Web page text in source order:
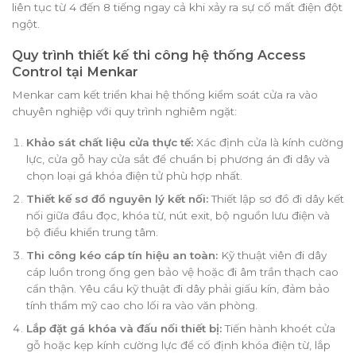
liên tục từ 4 đến 8 tiếng ngay cả khi xảy ra sự cố mất điện đột
ngột.
Quy trình thiết kế thi công hệ thống Access
Control tại Menkar
Menkar cam kết triển khai hệ thống kiểm soát cửa ra vào
chuyên nghiệp với quy trình nghiêm ngặt:
Khảo sát chất liệu cửa thực tế:Xác định cửa là kính cường
lực, cửa gỗ hay cửa sắt để chuẩn bị phương án đi dây và
chọn loại gá khóa điện tử phù hợp nhất.
Thiết kế sơ đồ nguyên lý kết nối:Thiết lập sơ đồ đi dây kết
nối giữa đầu đọc, khóa từ, nút exit, bộ nguồn lưu điện và
bộ điều khiển trung tâm.
Thi công kéo cáp tín hiệu an toàn:Kỹ thuật viên đi dây
cáp luồn trong ống gen bảo vệ hoặc đi âm trần thạch cao
cẩn thận. Yêu cầu kỹ thuật đi dây phải giấu kín, đảm bảo
tính thẩm mỹ cao cho lối ra vào văn phòng.
Lắp đặt gá khóa và đấu nối thiết bị:Tiến hành khoét cửa
gỗ hoặc kẹp kính cường lực để cố định khóa điện từ, lắp